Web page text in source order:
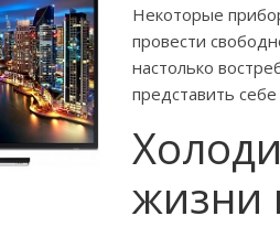
Некоторые
провести
настолько
представить
жизни